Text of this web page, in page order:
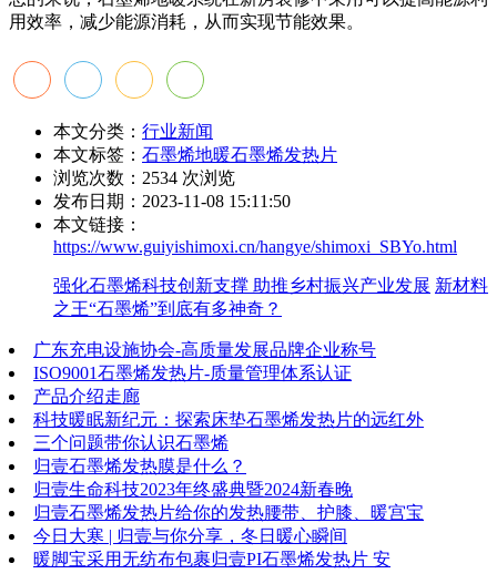
用效率，减少能源消耗，从而实现节能效果。
本文分类： 行业新闻
本文标签： 石墨烯地暖石墨烯发热片
浏览次数： 2534 次浏览
发布日期：2023-11-08 15:11:50
本文链接：
https://www.guiyishimoxi.cn/hangye/shimoxi_SBYo.html
强化石墨烯科技创新支撑 助推乡村振兴产业发展 新材料
之王“石墨烯”到底有多神奇？
广东充电设施协会-高质量发展品牌企业称号
ISO9001石墨烯发热片-质量管理体系认证
产品介绍走廊
科技暖眠新纪元：探索床垫石墨烯发热片的远红外
三个问题带你认识石墨烯
归壹石墨烯发热膜是什么？
归壹生命科技2023年终盛典暨2024新春晚
归壹石墨烯发热片给你的发热腰带、护膝、暖宫宝
今日大寒 | 归壹与你分享，冬日暖心瞬间
暖脚宝采用无纺布包裹归壹PI石墨烯发热片 安